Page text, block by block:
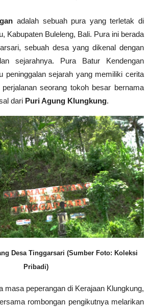
adalah sebuah pura yang terletak di
Kabupaten Buleleng, Bali. Pura ini berada
sebuah desa yang dikenal dengan
sejarahnya. Pura Batur Kendengan
peninggalan sejarah yang memiliki cerita
seorang tokoh besar bernama
dari Puri Agung Klungkung.
Desa Tinggarsari (Sumber Foto: Koleksi
Pribadi)
masa peperangan di Kerajaan Klungkung,
rombongan pengikutnya melarikan